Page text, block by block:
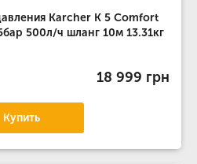
Karcher K 5 Comfort
500л/ч шланг 10м 13.31кг
18 999 грн
Купить